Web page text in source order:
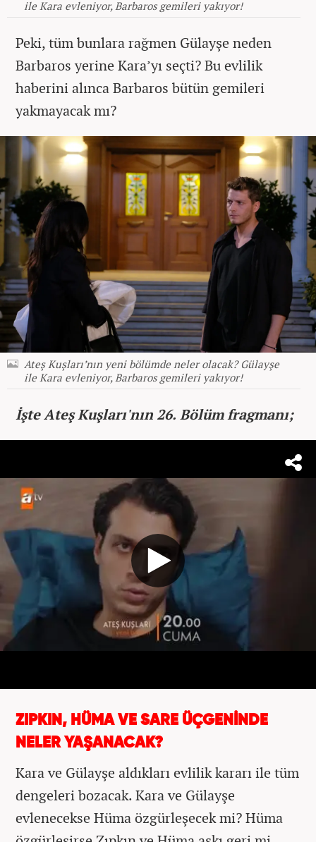
ile Kara evleniyor, Barbaros gemileri yakıyor!
Peki, tüm bunlara rağmen Gülayşe neden
Barbaros yerine Kara’yı seçti? Bu evlilik
haberini alınca Barbaros bütün gemileri
yakmayacak mı?
Ateş Kuşları’nın yeni bölümde neler olacak? Gülayşe
ile Kara evleniyor, Barbaros gemileri yakıyor!
İşte Ateş Kuşları'nın 26. Bölüm fragmanı;
ZIPKIN, HÜMA VE SARE ÜÇGENİNDE
NELER YAŞANACAK?
Kara ve Gülayşe aldıkları evlilik kararı ile tüm
dengeleri bozacak. Kara ve Gülayşe
evlenecekse Hüma özgürleşecek mi? Hüma